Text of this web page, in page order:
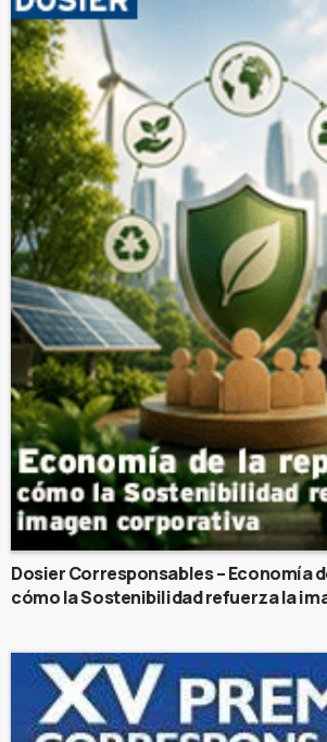
Dosier Corresponsables – Economía
cómo la Sostenibilidad refuerza la